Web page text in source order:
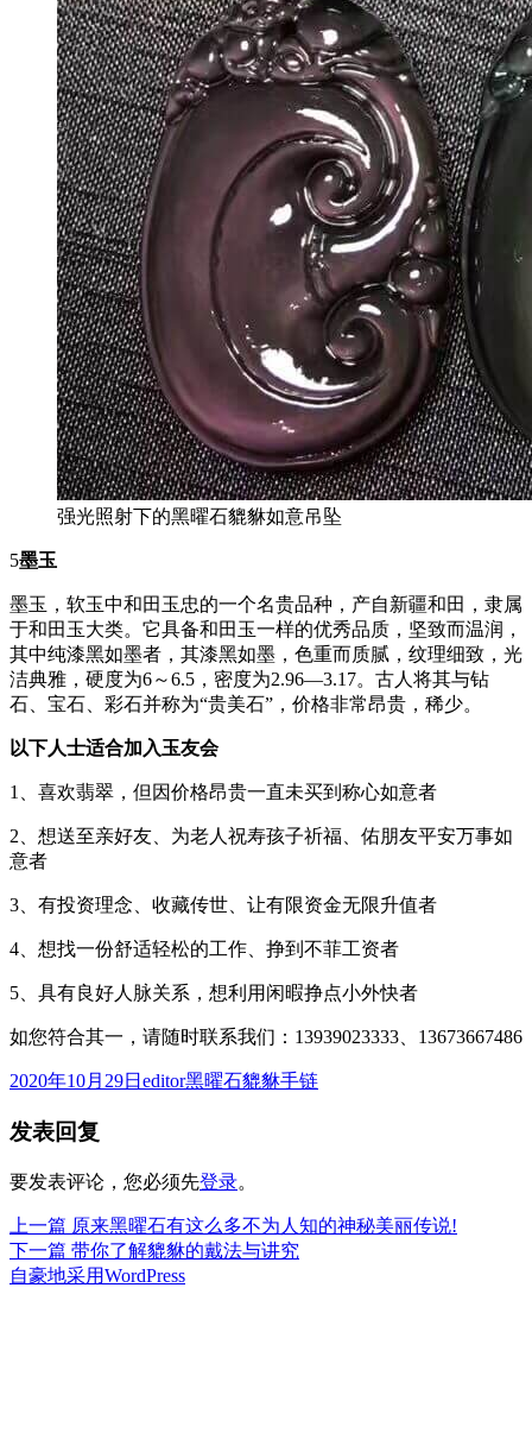
强光照射下的黑曜石貔貅如意吊坠
5墨玉
墨玉，软玉中和田玉忠的一个名贵品种，产自新疆和田，隶属
于和田玉大类。它具备和田玉一样的优秀品质，坚致而温润，
其中纯漆黑如墨者，其漆黑如墨，色重而质腻，纹理细致，光
洁典雅，硬度为6～6.5，密度为2.96—3.17。古人将其与钻
石、宝石、彩石并称为“贵美石”，价格非常昂贵，稀少。
以下人士适合加入玉友会
1、喜欢翡翠，但因价格昂贵一直未买到称心如意者
2、想送至亲好友、为老人祝寿孩子祈福、佑朋友平安万事如
意者
3、有投资理念、收藏传世、让有限资金无限升值者
4、想找一份舒适轻松的工作、挣到不菲工资者
5、具有良好人脉关系，想利用闲暇挣点小外快者
如您符合其一，请随时联系我们：13939023333、13673667486
发
于
2020年10月29日 作
editor分
黑曜石貔貅手链
发表回复
要发表评论，您必须先登录。
文
章
上一篇 上
篇
文
原来黑曜石有这么多不为人知的神秘美丽传说!
下一篇 下
篇
带你了解貔貅的戴法与讲究
自豪地采用WordPress